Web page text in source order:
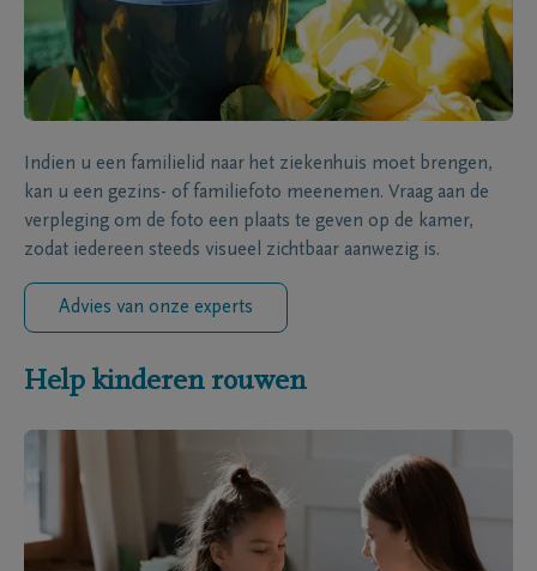
Indien u een familielid naar het ziekenhuis moet brengen,
kan u een gezins- of familiefoto meenemen. Vraag aan de
verpleging om de foto een plaats te geven op de kamer,
zodat iedereen steeds visueel zichtbaar aanwezig is.
Advies van onze experts
Help kinderen rouwen